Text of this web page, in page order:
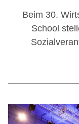
Beim 30.
School